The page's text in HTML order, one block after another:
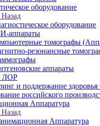
оборудование
Назад
оборудование
аппараты
томографы
резонансные
аппараты
ЛОР
и поддержание здоровья
российского
Аппаратура
Назад
Аппаратура